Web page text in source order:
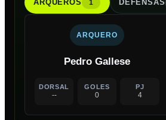
ARQUEROS 1 DEFENSAS
ARQUERO
Pedro Gallese
DORSAL
--
GOLES
0
PJ
4